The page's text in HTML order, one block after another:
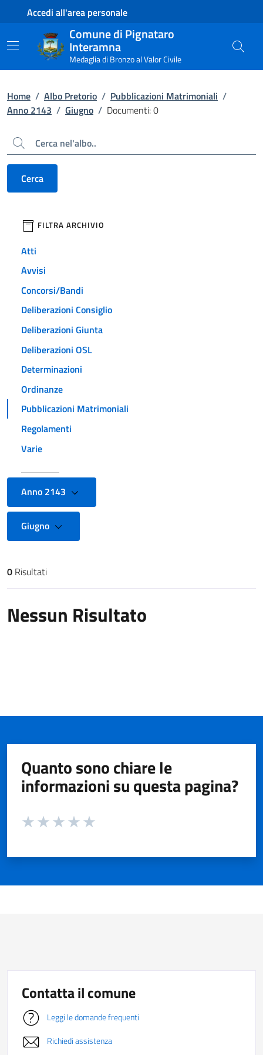
Contenuto principale
Piede di paginaAccedi all'area personale
Comune di Pignataro
Interamna
Medaglia di Bronzo al Valor Civile
Home / Albo Pretorio / Pubblicazioni Matrimoniali /
Anno 2143 / Giugno / Documenti: 0
Cerca
Cerca
filtri da applicare
FILTRA ARCHIVIO
Atti
Avvisi
Concorsi/Bandi
Deliberazioni Consiglio
Deliberazioni Giunta
Deliberazioni OSL
Determinazioni
Ordinanze
Pubblicazioni Matrimoniali
Regolamenti
Varie
Anno 2143
Giugno
Risultati di ricerca
0 Risultati
Nessun Risultato
Quanto sono chiare le
informazioni su questa pagina?
Valuta da 1 a 5 stelle la pagina
Contatta il comune
Leggi le domande frequenti
Richiedi assistenza